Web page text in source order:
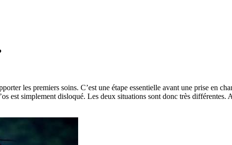
les premiers soins. C’est une étape essentielle avant une prise en
est simplement disloqué. Les deux situations sont donc très